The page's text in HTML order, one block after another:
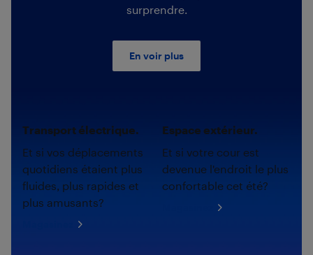
surprendre.
En voir plus
Transport électrique.
Et si vos déplacements
quotidiens étaient plus
fluides, plus rapides et
plus amusants?
Espace extérieur.
Et si votre cour est
devenue l'endroit le plus
confortable cet été?